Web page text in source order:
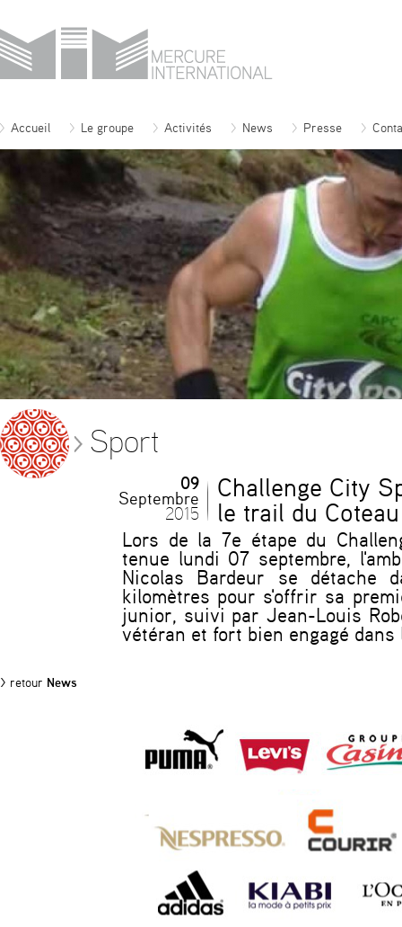
Accueil Le groupe Activités News Presse
Sport
09
Septembre
2015
Challenge City
le trail du
Lors de la 7e étape du
tenue lundi 07 septembre,
Nicolas Bardeur se détache
kilomètres pour s'offrir sa
junior, suivi par Jean-Louis
vétéran et fort bien engagé dans
> retour News